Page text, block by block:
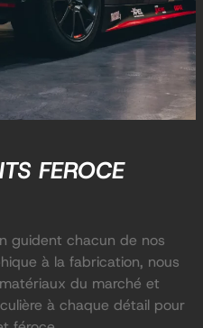
FEROCE
guident chacun de nos
à la fabrication, nous
du marché et
à chaque détail pour